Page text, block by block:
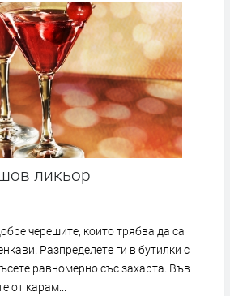
ликьор
черешите, които трябва да са
Разпределете ги в бутилки с
равномерно със захарта. Във
от карам...